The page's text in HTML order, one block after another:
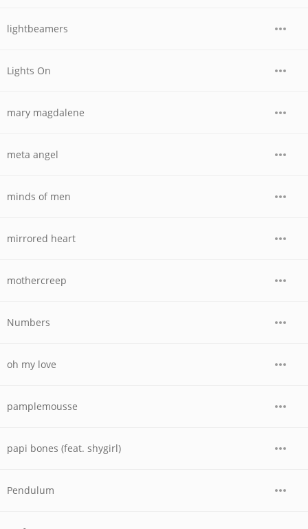
lightbeamers
Lights On
mary magdalene
meta angel
minds of men
mirrored heart
mothercreep
Numbers
oh my love
pamplemousse
papi bones (feat. shygirl)
Pendulum